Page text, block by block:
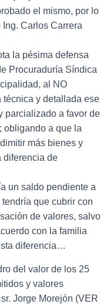
el mismo, por lo
Carlos Carrera
la pésima defensa
Procuraduría Síndica
al NO
técnica y detallada ese
parcializado a favor de
obligando a que la
más bienes y
diferencia de
un saldo pendiente a
que cubrir con
de valores, salvo
con la familia
diferencia…
del valor de los 25
y valores
Jorge Morejón (VER